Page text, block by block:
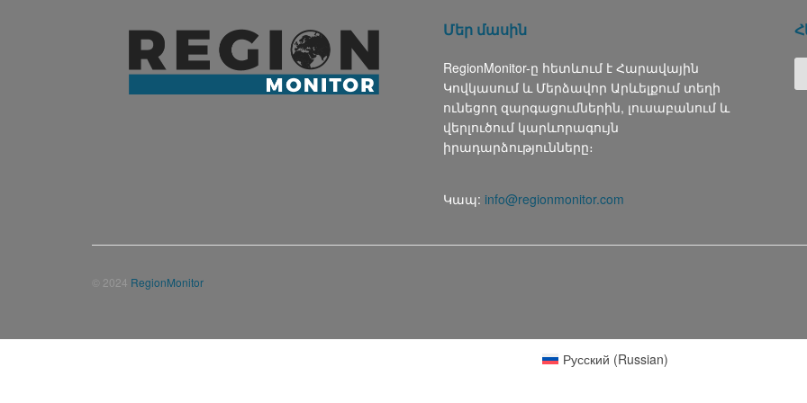
Մեր մասին
RegionMonitor-ը հետևում է Հարավային
Կովկասում և Մերձավոր Արևելքում տեղի
ունեցող զարգացումներին, լուսաբանում և
վերլուծում կարևորագույն
իրադարձությունները։
Կապ: info@regionmonitor.com
© 2024 RegionMonitor
Русский (Russian)